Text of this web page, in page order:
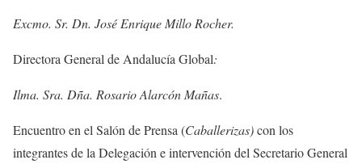
Excmo. Sr. Dn. José Enrique Millo Rocher.
Directora General de Andalucía Global:
Ilma. Sra. Dña. Rosario Alarcón Mañas.
Encuentro en el Salón de Prensa (Caballerizas)con los
integrantes de la Delegación e intervención del Secretario General